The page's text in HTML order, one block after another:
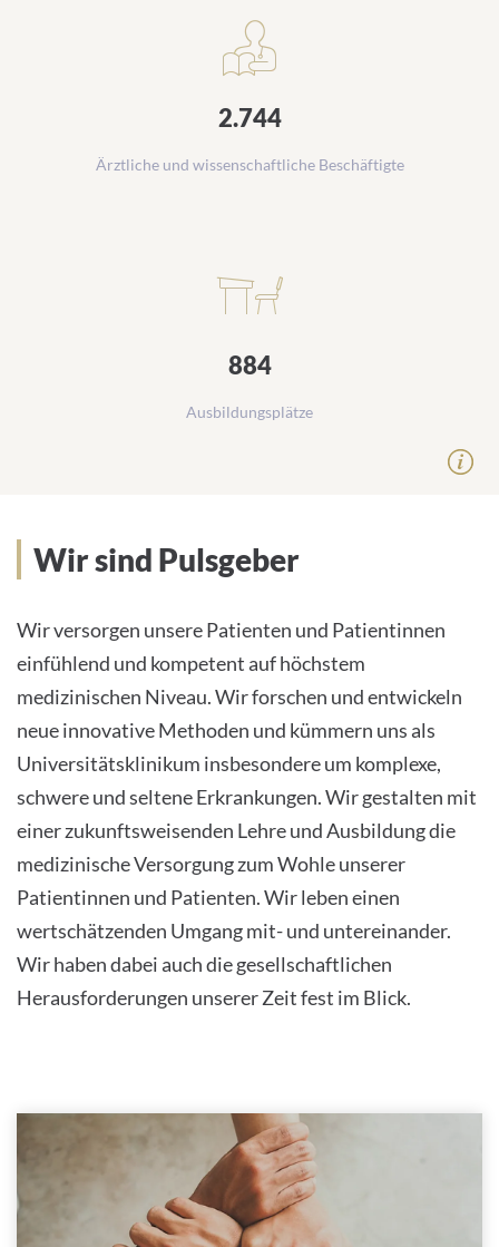
2.744
Ärztliche und wissenschaftliche Beschäftigte
884
Ausbildungsplätze
Unser Leitbild
Wir sind Pulsgeber
Wir versorgen unsere Patienten und Patientinnen
einfühlend und kompetent auf höchstem
medizinischen Niveau. Wir forschen und entwickeln
neue innovative Methoden und kümmern uns als
Universitätsklinikum insbesondere um komplexe,
schwere und seltene Erkrankungen. Wir gestalten mit
einer zukunftsweisenden Lehre und Ausbildung die
medizinische Versorgung zum Wohle unserer
Patientinnen und Patienten. Wir leben einen
wertschätzenden Umgang mit- und untereinander.
Wir haben dabei auch die gesellschaftlichen
Herausforderungen unserer Zeit fest im Blick.